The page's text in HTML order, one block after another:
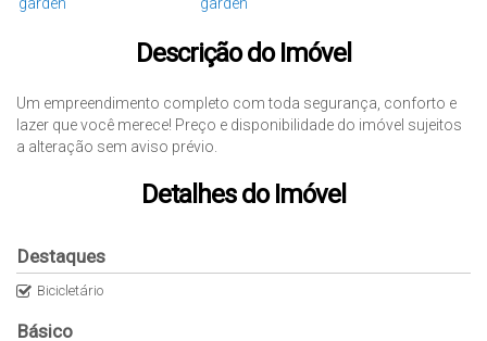
Descrição do Imóvel
Um empreendimento completo com toda segurança, conforto e
lazer que você merece! Preço e disponibilidade do imóvel sujeitos
a alteração sem aviso prévio.
Detalhes do Imóvel
Destaques
Bicicletário
Básico